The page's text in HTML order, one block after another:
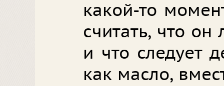
какой-то
считать, что он
и что следует
как масло,